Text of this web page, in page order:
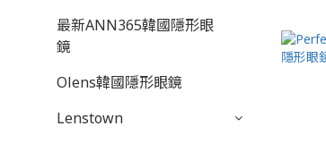
最新ANN365韓國隱形眼
鏡
Olens韓國隱形眼鏡
Lenstown